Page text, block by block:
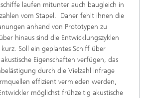
laufen mitunter auch baugleich in
vom Stapel. Daher fehlt ihnen die
anhand von Prototypen zu
hinaus sind die Entwicklungszyklen
kurz. Soll ein geplantes Schiff über
Eigenschaften verfügen, das
durch die Vielzahl infrage
effizient vermieden werden,
möglichst frühzeitig akustische